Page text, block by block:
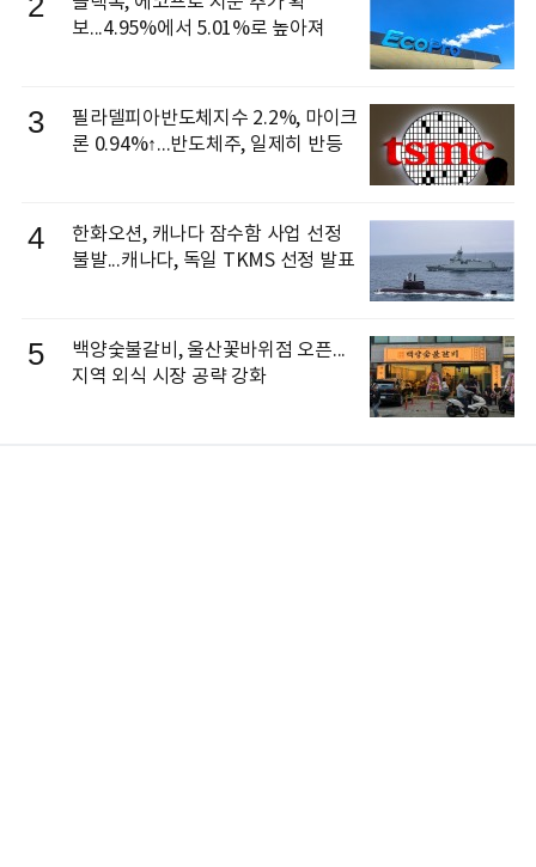
보...4.95%에서 5.01%로 높아져
3
필라델피아반도체지수 2.2%, 마이크
론 0.94%↑...반도체주, 일제히 반등
4
한화오션, 캐나다 잠수함 사업 선정
불발...캐나다, 독일 TKMS 선정 발표
5
백양숯불갈비, 울산꽃바위점 오픈...
지역 외식 시장 공략 강화